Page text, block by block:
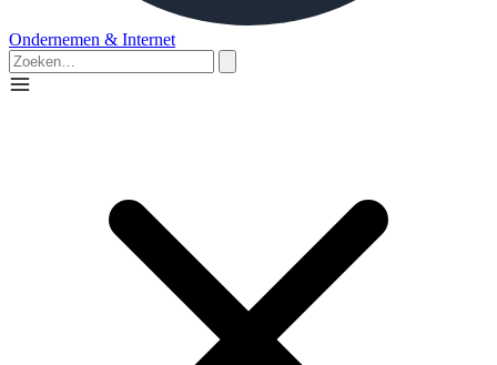
Ondernemen & Internet